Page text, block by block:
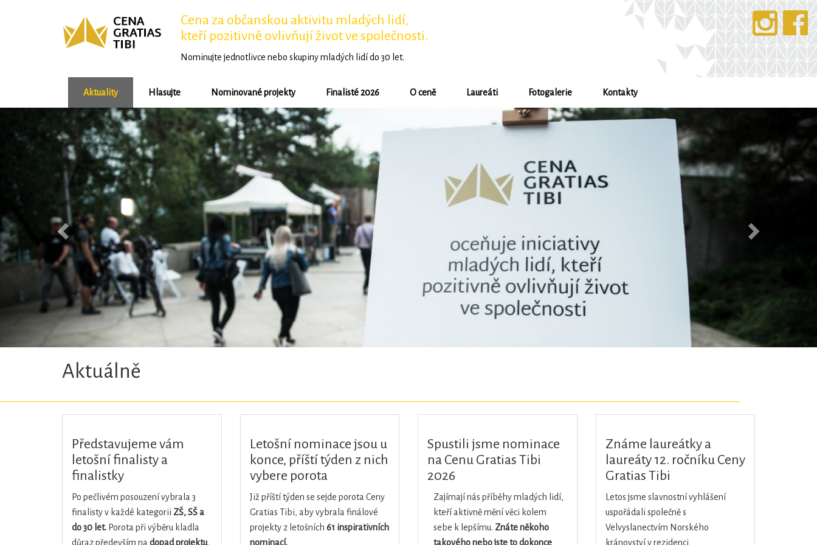
Cena za občanskou aktivitu mladých lidí,
kteří pozitivně ovlivňují život ve společnosti.
Nominujte jednotlivce nebo skupiny mladých lidí do 30 let.
Aktuality Hlasujte Nominované projekty Finalisté 2026 O ceně Laureáti Fotogalerie Kontakty
Předchozí
Aktuálně
Představujeme vám
letošní finalisty a
finalistky
Po pečlivém posouzení vybrala 3
finalisty v každé kategorii ZŠ, SŠ a
do 30 let. Porota při výběru kladla
důraz především na dopad projektu,
Letošní nominace jsou u
konce, příští týden z nich
vybere porota
Již příští týden se sejde porota Ceny
Gratias Tibi, aby vybrala finálové
projekty z letošních 61 inspirativních
nominací.
Spustili jsme nominace
na Cenu Gratias Tibi
2026
Zajímají nás příběhy mladých lidí,
kteří aktivně mění věci kolem
sebe k lepšímu. Znáte někoho
takového nebo jste to dokonce
Známe laureátky a
laureáty 12. ročníku Ceny
Gratias Tibi
Letos jsme slavnostní vyhlášení
uspořádali společně s
Velvyslanectvím Norského
kránovství v rezidenci